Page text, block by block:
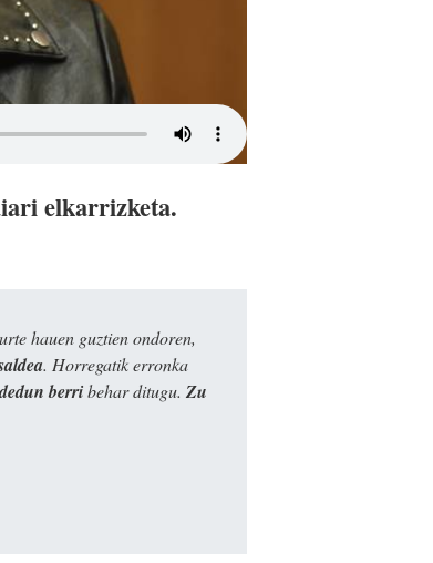
elkarrizketa.
hauen guztien ondoren,
. Horregatik erronka
berribehar ditugu. Zu